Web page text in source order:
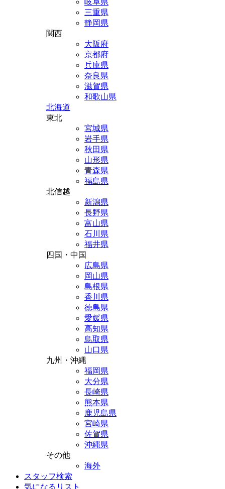
岐阜県
三重県
静岡県
関西
大阪府
京都府
兵庫県
奈良県
滋賀県
和歌山県
北海道
東北
宮城県
岩手県
秋田県
山形県
青森県
福島県
北信越
新潟県
長野県
富山県
石川県
福井県
四国・中国
広島県
岡山県
島根県
香川県
徳島県
愛媛県
高知県
鳥取県
山口県
九州・沖縄
福岡県
大分県
長崎県
熊本県
鹿児島県
宮崎県
佐賀県
沖縄県
その他
海外
スタッフ検索
気になるリスト